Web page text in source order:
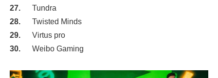
Tundra
Twisted Minds
Virtus pro
Weibo Gaming